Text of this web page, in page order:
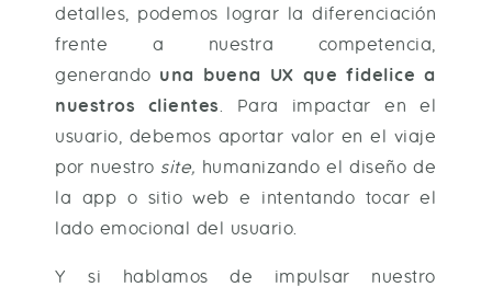
detalles, podemos lograr la diferenciación
frente a nuestra competencia,
generando una buena UX que fidelice a
nuestros clientes. Para impactar en el
usuario, debemos aportar valor en el viaje
por nuestro site, humanizando el diseño de
la app o sitio web e intentando tocar el
lado emocional del usuario.
Y si hablamos de impulsar nuestro